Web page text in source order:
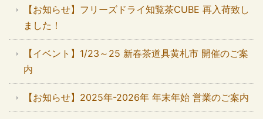
【お知らせ】フリーズドライ知覧茶CUBE 再入荷致し
ました！
【イベント】1/23～25 新春茶道具黄札市 開催のご案
内
【お知らせ】2025年-2026年 年末年始 営業のご案内